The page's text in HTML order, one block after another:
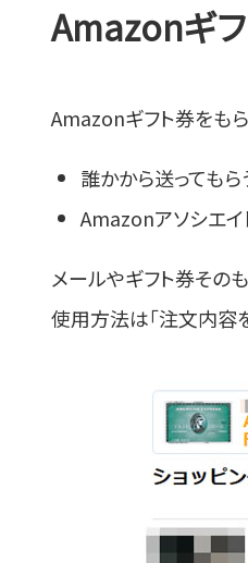
Amazonギ
Amazonギフト券をも
誰かから送ってもら
Amazonアソシエ
メールやギフト券その
使用方法は「注文内容